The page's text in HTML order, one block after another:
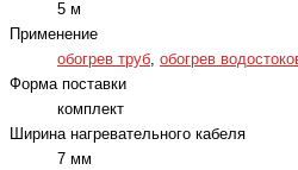
5 м
Применение
обогрев труб, обогрев
Форма поставки
комплект
Ширина нагревательного кабеля
7 мм